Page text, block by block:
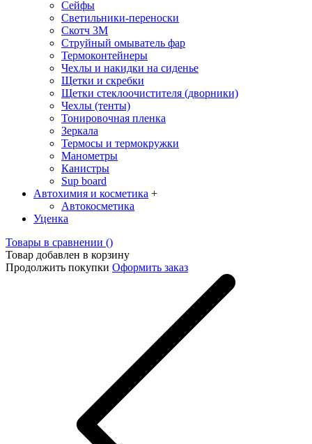
Сейфы
Светильники-переноски
Скотч 3М
Струйный омыватель фар
Термоконтейнеры
Чехлы и накидки на сиденье
Щетки и скребки
Щетки стеклоочистителя (дворники)
Чехлы (тенты)
Тонировочная пленка
Зеркалa
Термосы и термокружки
Манометры
Канистры
Sup board
Автохимия и косметика +
Автокосметика
Уценка
Товары в сравнении ()
Товар добавлен в корзину
Продолжить покупки Оформить заказ